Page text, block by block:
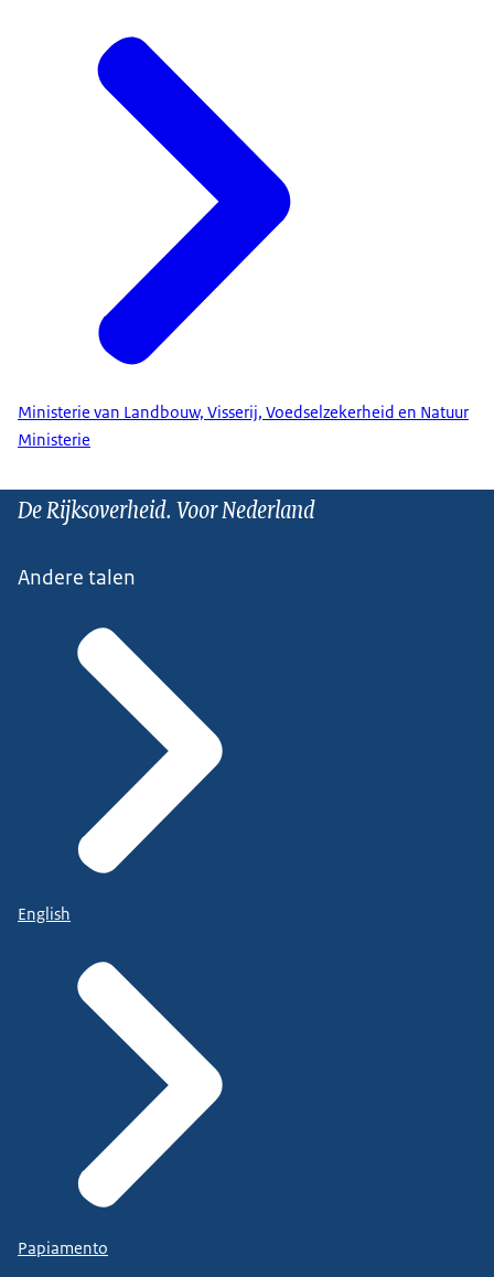
Ministerie van Landbouw, Visserij, Voedselzekerheid en Natuur
Ministerie
De Rijksoverheid. Voor Nederland
Andere talen
English
Papiamento